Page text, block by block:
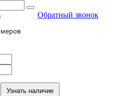
Обратный звонок
Узнать наличие